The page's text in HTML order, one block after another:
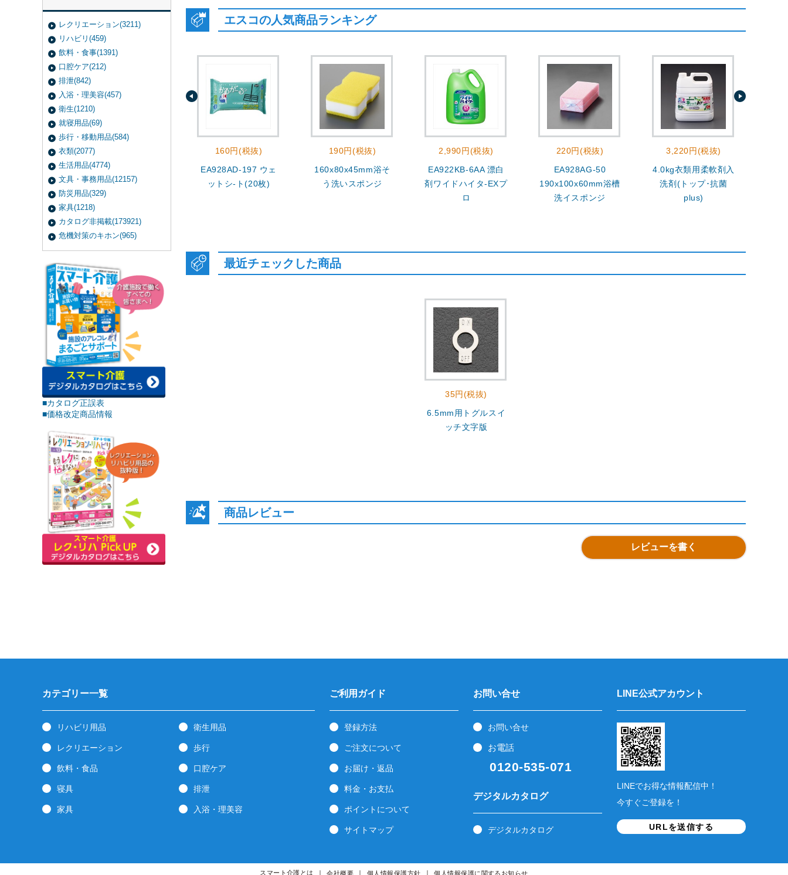
レクリエーション(3211)
リハビリ(459)
飲料・食事(1391)
口腔ケア(212)
排泄(842)
入浴・理美容(457)
衛生(1210)
就寝用品(69)
歩行・移動用品(584)
衣類(2077)
生活用品(4774)
文具・事務用品(12157)
防災用品(329)
家具(1218)
カタログ非掲載(173921)
危機対策のキホン(965)
■カタログ正誤表
■価格改定商品情報
エスコの人気商品ランキング
160円(税抜)
EA928AD-197 ウェ
ットシ-ト(20枚)
190円(税抜)
160x80x45mm浴そ
う洗いスポンジ
2,990円(税抜)
EA922KB-6AA 漂白
剤ワイドハイタ-EXプ
ロ
220円(税抜)
EA928AG-50
190x100x60mm浴槽
洗イスポンジ
3,220円(税抜)
4.0kg衣類用柔軟剤入
洗剤(トップ･抗菌
plus)
最近チェックした商品
35円(税抜)
6.5mm用トグルスイ
ッチ文字版
商品レビュー
レビューを書く
カテゴリー一覧
リハビリ用品 衛生用品
レクリエーション 歩行
飲料・食品 口腔ケア
寝具 排泄
家具 入浴・理美容
ご利用ガイド
登録方法
ご注文について
お届け・返品
料金・お支払
ポイントについて
サイトマップ
お問い合せ
お問い合せ
お電話
0120-535-071
デジタルカタログ
デジタルカタログ
LINE公式アカウント
LINEでお得な情報配信中！
今すぐご登録を！
URLを送信する
スマート介護とは 会社概要 個人情報保護方針 個人情報保護に関するお知らせ